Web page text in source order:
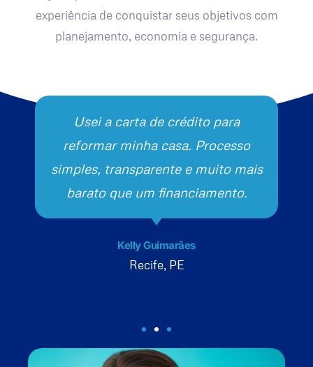
experiência de conquistar seus objetivos com
planejamento, economia e segurança.
Usei a carta de crédito para
reformar minha casa. Processo
simples, transparente e muito mais
barato que um financiamento.
Kelly Guimarães
Recife, PE